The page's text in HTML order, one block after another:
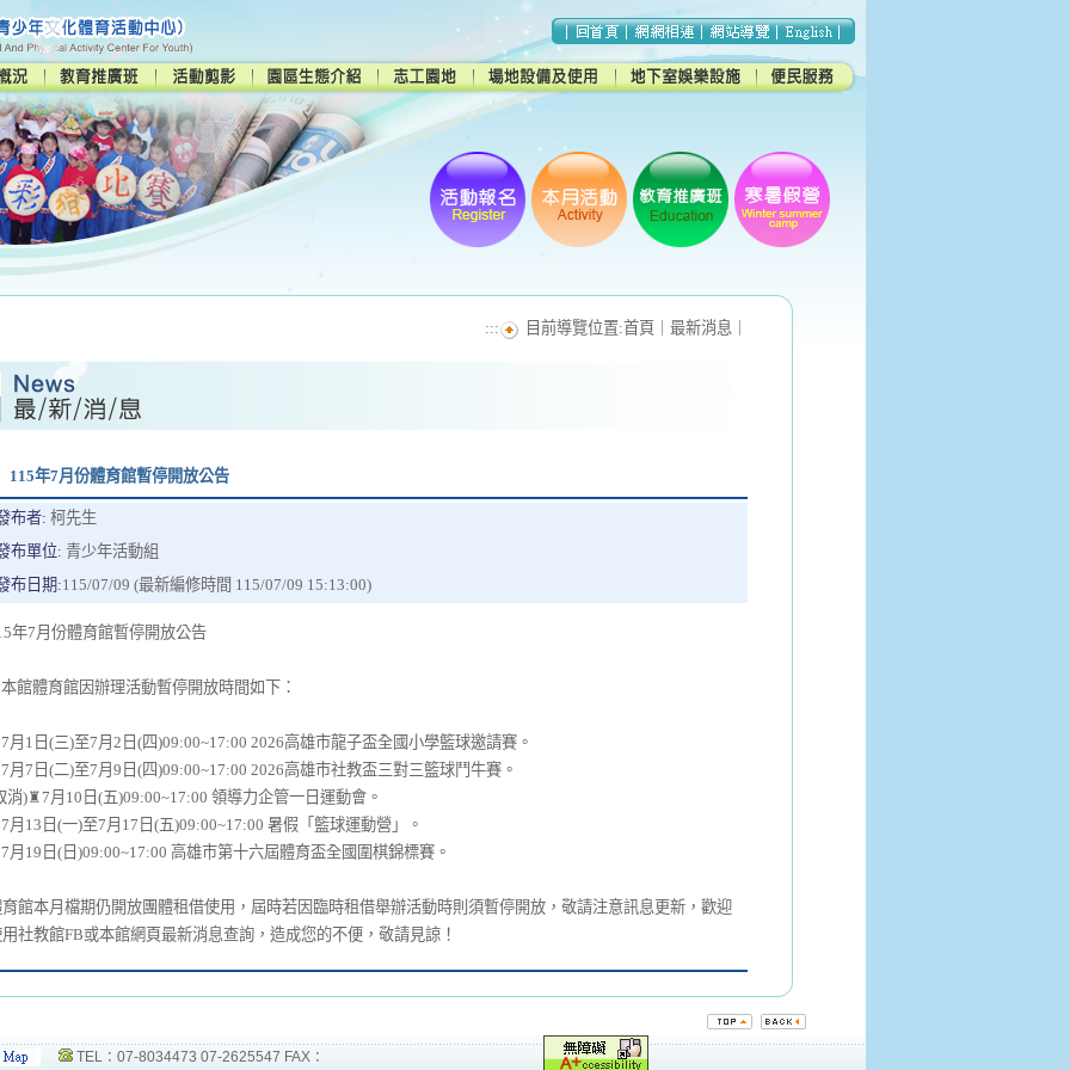
::: 目前導覽位置:首頁 最新消息
115年7月份體育館暫停開放公告
布者: 柯先生
布單位: 青少年活動組
布日期:115/07/09 (最新編修時間 115/07/09 15:13:00)
年7月份體育館暫停開放公告
館體育館因辦理活動暫停開放時間如下：
月1日(三)至7月2日(四)09:00~17:00 2026高雄市龍子盃全國小學籃球邀請賽。
月7日(二)至7月9日(四)09:00~17:00 2026高雄市社教盃三對三籃球鬥牛賽。
消)♜7月10日(五)09:00~17:00 領導力企管一日運動會。
月13日(一)至7月17日(五)09:00~17:00 暑假「籃球運動營」。
月19日(日)09:00~17:00 高雄市第十六屆體育盃全國圍棋錦標賽。
館本月檔期仍開放團體租借使用，屆時若因臨時租借舉辦活動時則須暫停開放，敬請注意訊息更新，歡迎
社教館FB或本館網頁最新消息查詢，造成您的不便，敬請見諒！
TEL：07-8034473 07-2625547 FAX：